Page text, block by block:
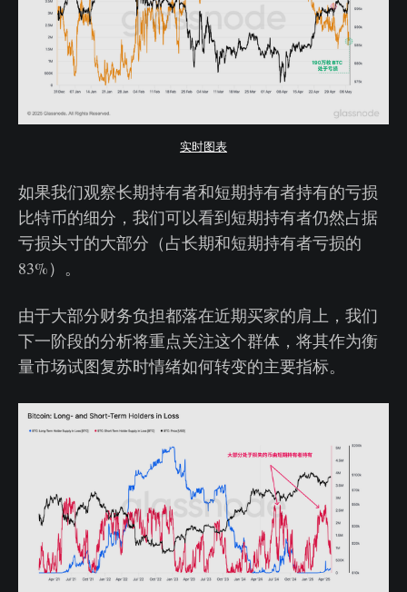
实时图表
如果我们观察长期持有者和短期持有者持有的亏损
比特币的细分，我们可以看到短期持有者仍然占据
亏损头寸的大部分（占长期和短期持有者亏损的
83%）。
由于大部分财务负担都落在近期买家的肩上，我们
下一阶段的分析将重点关注这个群体，将其作为衡
量市场试图复苏时情绪如何转变的主要指标。